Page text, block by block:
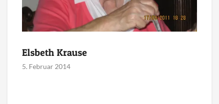
Elsbeth Krause
5. Februar 2014